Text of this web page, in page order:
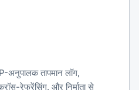
तापमान लॉग,
रेफरेंसिंग, और निर्माता से